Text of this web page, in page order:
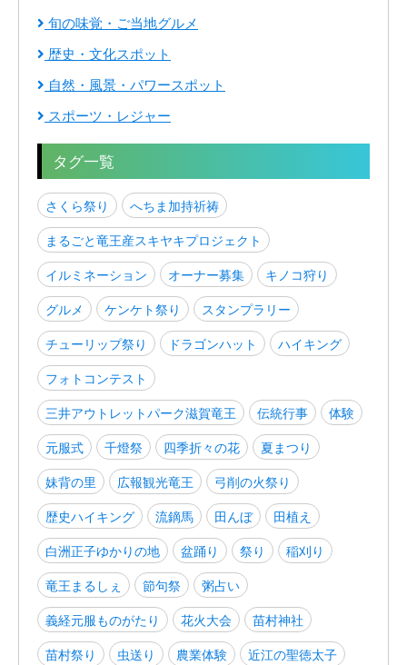
旬の味覚・ご当地グルメ
歴史・文化スポット
自然・風景・パワースポット
スポーツ・レジャー
タグ一覧
さくら祭り
へちま加持祈祷
まるごと竜王産スキヤキプロジェクト
イルミネーション
オーナー募集
キノコ狩り
グルメ
ケンケト祭り
スタンプラリー
チューリップ祭り
ドラゴンハット
ハイキング
フォトコンテスト
三井アウトレットパーク滋賀竜王
伝統行事
体験
元服式
千燈祭 四季折々の花
夏まつり
妹背の里
広報観光竜王
弓削の火祭り
歴史ハイキング
流鏑馬 田んぼ
田植え
白洲正子ゆかりの地
盆踊り 祭り
稲刈り
竜王まるしぇ
節句祭
粥占い
義経元服ものがたり
花火大会
苗村神社
苗村祭り
虫送り 農業体験
近江の聖徳太子